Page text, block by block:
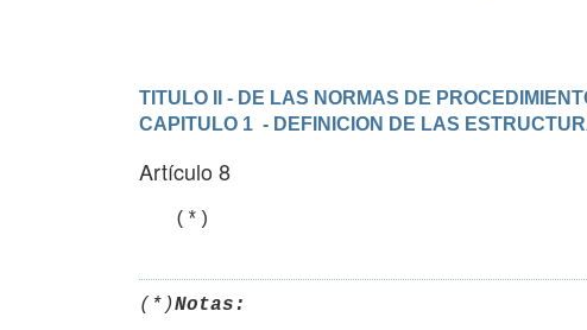
TITULO II - DE LAS NORMAS DE
CAPITULO 1  - DEFINICION DE LAS
Artículo 8
   (*)
(*)Notas: